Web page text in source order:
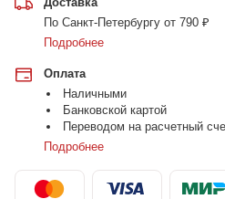
По Санкт-Петербургу от 790 ₽
Подробнее
Оплата
Наличными
Банковской картой
Переводом на расчетный
Подробнее